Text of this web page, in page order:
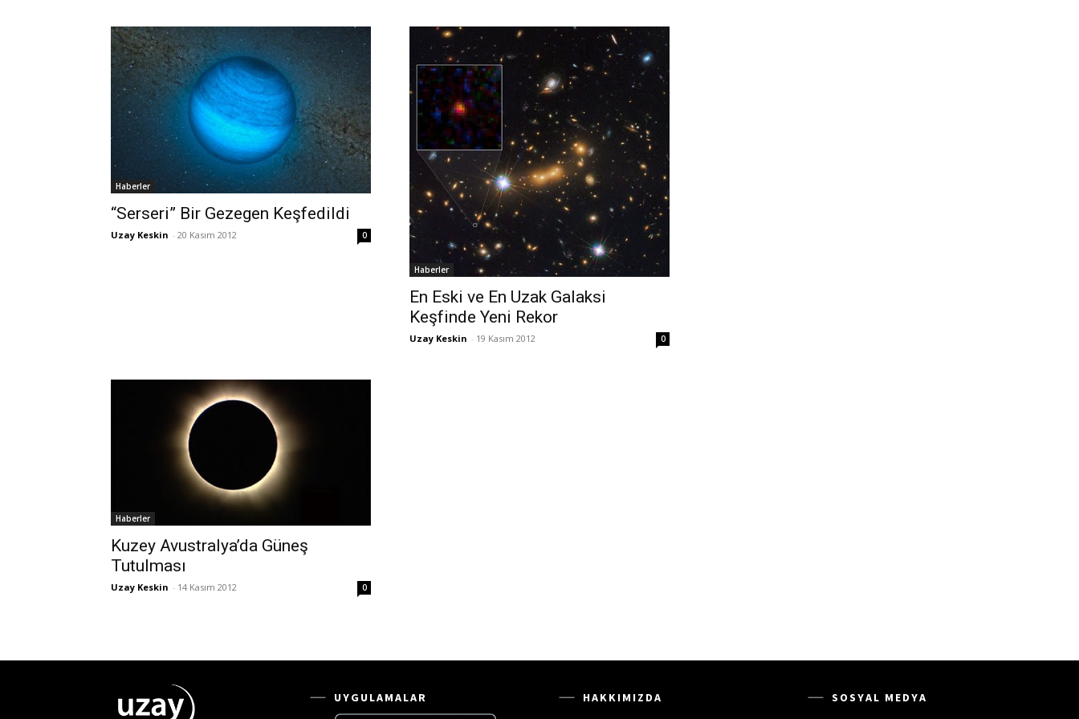
Haberler
“Serseri” Bir Gezegen Keşfedildi
Uzay Keskin - 20 Kasım 2012 0
Haberler
En Eski ve En Uzak Galaksi
Keşfinde Yeni Rekor
Uzay Keskin - 19 Kasım 2012 0
Haberler
Kuzey Avustralya’da Güneş
Tutulması
Uzay Keskin - 14 Kasım 2012 0
UYGULAMALAR
HAKKIMIZDA
SOSYAL MEDYA